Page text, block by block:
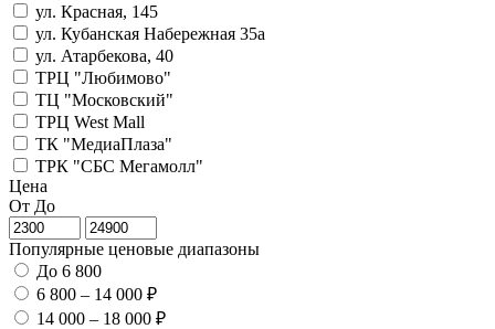
ул. Красная, 145
ул. Кубанская Набережная 35а
ул. Атарбекова, 40
ТРЦ "Любимово"
ТЦ "Московский"
ТРЦ West Mall
ТК "МедиаПлаза"
ТРК "СБС Мегамолл"
Цена
От До
Популярные ценовые диапазоны
До 6 800
6 800 – 14 000 ₽
14 000 – 18 000 ₽